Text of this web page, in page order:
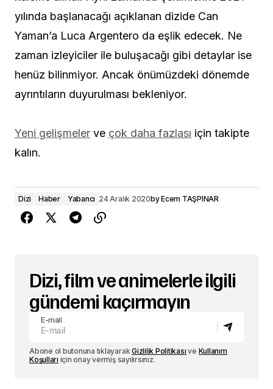
yılında başlanacağı açıklanan dizide Can
Yaman’a Luca Argentero da eşlik edecek. Ne
zaman izleyiciler ile buluşacağı gibi detaylar ise
henüz bilinmiyor. Ancak önümüzdeki dönemde
ayrıntıların duyurulması bekleniyor.
Yeni gelişmeler ve çok daha fazlası için takipte
kalın.
Dizi Haber Yabancı 24 Aralık 2020byEcem TAŞPINAR
Dizi, film ve animelerle ilgili
gündemi kaçırmayın
E-mail
Abone ol butonuna tıklayarakGizlilik Politikası ve Kullanım
Koşulları için onay vermiş sayılırsınız.